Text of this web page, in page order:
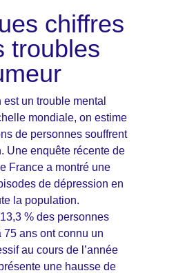
chiffres
troubles
est un trouble mental
mondiale, on estime
de personnes souffrent
Une enquête récente de
France a montré une
de dépression en
la population.
% des personnes
75 ans ont connu un
au cours de l’année
une hausse de